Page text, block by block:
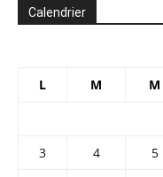
Calendrier
L M M
3
4 5